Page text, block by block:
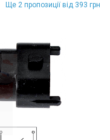
Ще 2 пропозиції від 393 грн